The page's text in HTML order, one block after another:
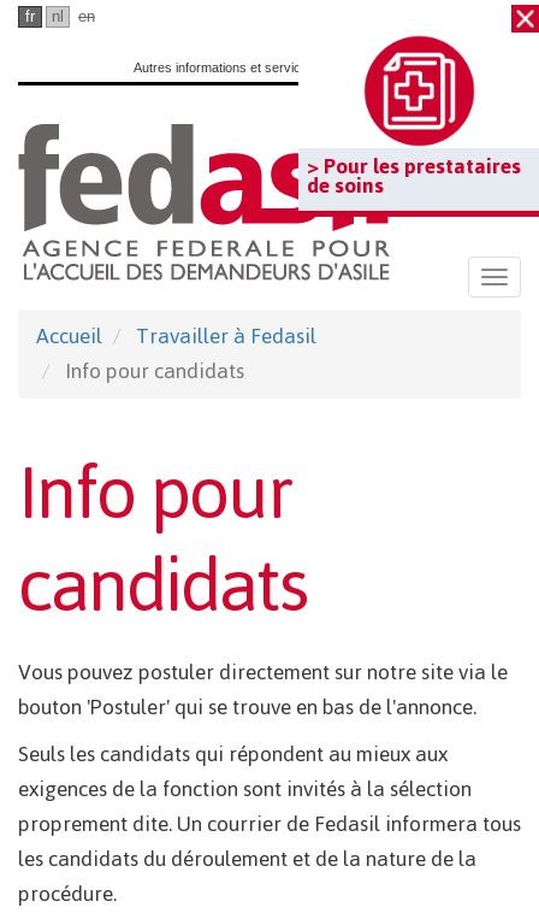
Passer
contenu
principal
> Pour les prestataires
de soins
fr nl en
Autres informations et services officiels :www.belgium.be
Accueil
Travailler à Fedasil
Info pour candidats
Info pour
candidats
Vous pouvez postuler directement sur notre site via le
bouton 'Postuler' qui se trouve en bas de l'annonce.
Seuls les candidats qui répondent au mieux aux
exigences de la fonction sont invités à la sélection
proprement dite. Un courrier de Fedasil informera tous
les candidats du déroulement et de la nature de la
procédure.